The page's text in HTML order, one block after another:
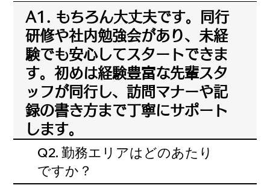
A1. もちろん大丈夫です。同行
研修や社内勉強会があり、未経
験でも安心してスタートできま
す。初めは経験豊富な先輩スタ
ッフが同行し、訪問マナーや記
録の書き方まで丁寧にサポート
します。
Q2. 勤務エリアはどのあたり
ですか？